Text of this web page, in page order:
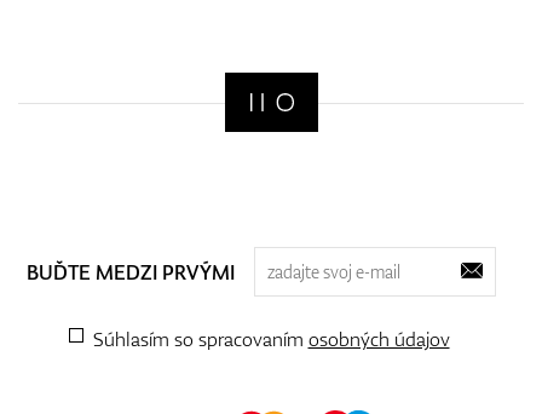
BUĎTE MEDZI PRVÝMI
Súhlasím so spracovaním osobných údajov